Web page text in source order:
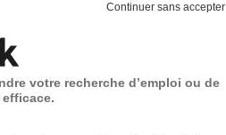
Continuer sans accepter
votre recherche d’emploi ou de